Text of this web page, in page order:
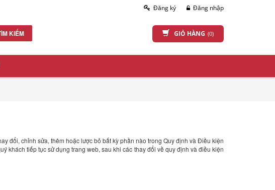
Đăng ký Đăng nhập
KIẾM GIỎ HÀNG (0)
đổi, chỉnh sửa, thêm hoặc lược bỏ bất kỳ phần nào trong Quy định và Điều kiện
khách tiếp tục sử dụng trang web, sau khi các thay đổi về quy định và điều kiện